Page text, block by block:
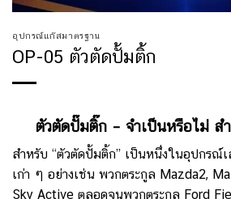
อุปกรณ์แก๊สมาตรฐาน
OP-05 ตัวตัดปั้มติ้ก
ตัวตัดปั๊มติ๊ก – จำเป็นหรือไม่ ส
สำหรับ “ตัวตัดปั้มติ้ก” เป็นหนึ่งในอุปกรณ์
เก่า ๆ อย่างเช่น พวกตระกูล Mazda2,
Sky Active ตลอดจนพวกตระกูล Ford